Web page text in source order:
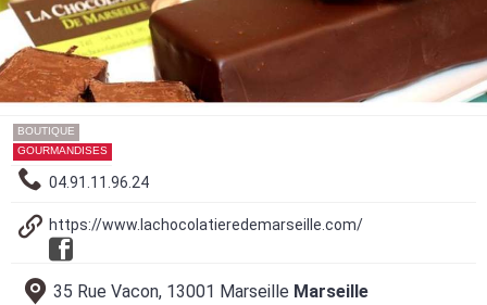
BOUTIQUE
GOURMANDISES
04.91.11.96.24
https://www.lachocolatieredemarseille.com/
35 Rue Vacon, 13001 Marseille Marseille